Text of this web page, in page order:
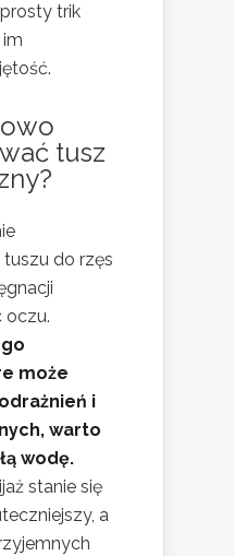
trik
tusz
do rzęs
oczu.
może
i
warto
wodę.
stanie się
a